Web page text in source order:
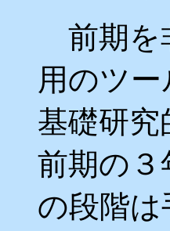
前期を
用のツ
基礎研
前期の
の段階